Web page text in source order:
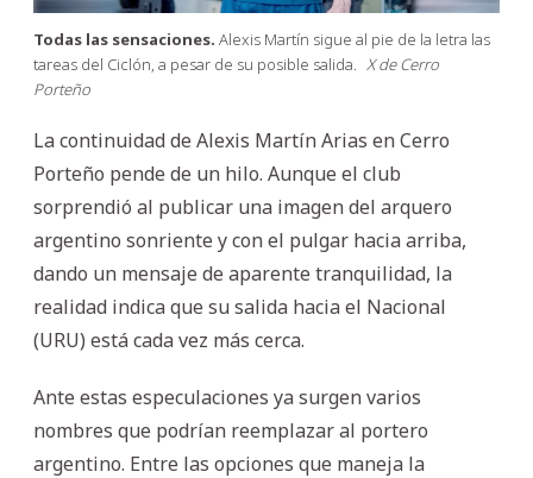
Todas las sensaciones. Alexis Martín sigue al pie de la letra las
tareas del Ciclón, a pesar de su posible salida. X de Cerro
Porteño
La continuidad de Alexis Martín Arias en Cerro
Porteño pende de un hilo. Aunque el club
sorprendió al publicar una imagen del arquero
argentino sonriente y con el pulgar hacia arriba,
dando un mensaje de aparente tranquilidad, la
realidad indica que su salida hacia el Nacional
(URU) está cada vez más cerca.
Ante estas especulaciones ya surgen varios
nombres que podrían reemplazar al portero
argentino. Entre las opciones que maneja la